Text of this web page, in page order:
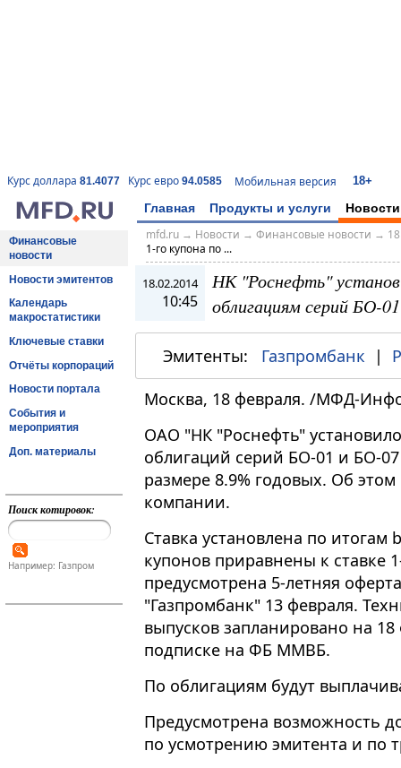
Курс доллара 81.4077 Курс евро 94.0585 Мобильная версия 18+
Главная Продукты и услуги Новости
Финансовые
новости
Новости эмитентов
Календарь
макростатистики
Ключевые ставки
Отчёты корпораций
Новости портала
События и
мероприятия
Доп. материалы
Поиск котировок:
Например: Газпром
mfd.ru→ Новости → Финансовые новости →
1-го купона по ...
18.02.2014
10:45
НК "Роснефть"
облигациям серий БО-
Эмитенты: Газпромбанк |
Москва, 18 февраля. /МФД-
ОАО "НК "Роснефть"
облигаций серий БО-01 и БО-
размере 8.9% годовых. Об
компании.
Ставка установлена по итогам
купонов приравнены к ставке
предусмотрена 5-летняя
"Газпромбанк" 13 февраля.
выпусков запланировано на
подписке на ФБ ММВБ.
По облигациям будут
Предусмотрена возможность
по усмотрению эмитента и по